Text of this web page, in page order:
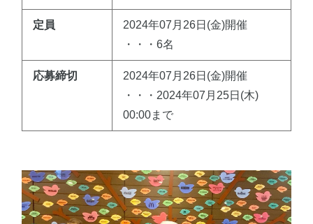
定員
2024年07月26日(金)開催
・・・6名
応募締切
2024年07月26日(金)開催
・・・2024年07月25日(木)
00:00まで